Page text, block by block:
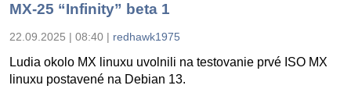
MX-25 “Infinity” beta 1
22.09.2025 | 08:40 | redhawk1975
Ludia okolo MX linuxu uvolnili na testovanie prvé ISO MX
linuxu postavené na Debian 13.